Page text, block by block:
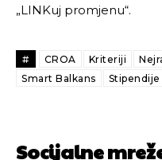
„LINKuj promjenu“.
# CROA Kriteriji
Smart Balkans
Stipendije
Socijalne